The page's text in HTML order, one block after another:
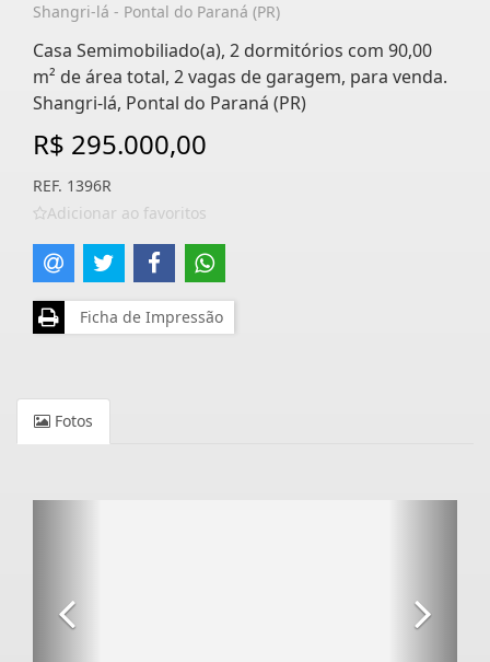
Shangri-lá - Pontal do Paraná (PR)
Casa Semimobiliado(a), 2 dormitórios com 90,00
m² de área total, 2 vagas de garagem, para venda.
Shangri-lá, Pontal do Paraná (PR)
R$ 295.000,00
REF. 1396R
Adicionar ao favoritos
Ficha de Impressão
Fotos